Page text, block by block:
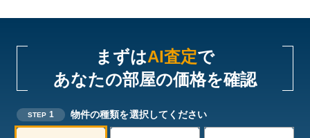
まずはAI査定で
あなたの部屋の価格を確認
STEP 1 物件の種類を選択してください